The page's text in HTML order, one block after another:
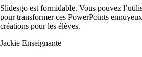
Slidesgo est formidable. Vous pouvez
pour transformer ces PowerPoints
créations pour les élèves.
Jackie Enseignante